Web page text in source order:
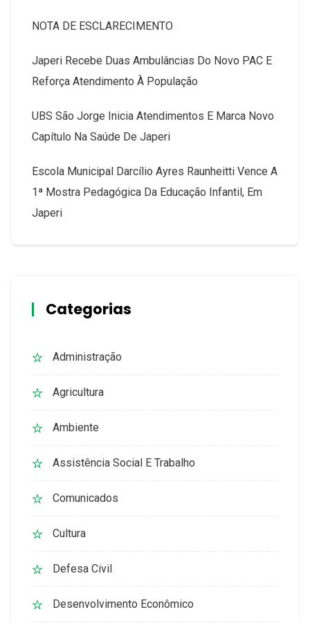
NOTA DE ESCLARECIMENTO
Japeri Recebe Duas Ambulâncias Do Novo PAC E
Reforça Atendimento À População
UBS São Jorge Inicia Atendimentos E Marca Novo
Capítulo Na Saúde De Japeri
Escola Municipal Darcílio Ayres Raunheitti Vence A
1ª Mostra Pedagógica Da Educação Infantil, Em
Japeri
Categorias
Administração
Agricultura
Ambiente
Assistência Social E Trabalho
Comunicados
Cultura
Defesa Civil
Desenvolvimento Econômico